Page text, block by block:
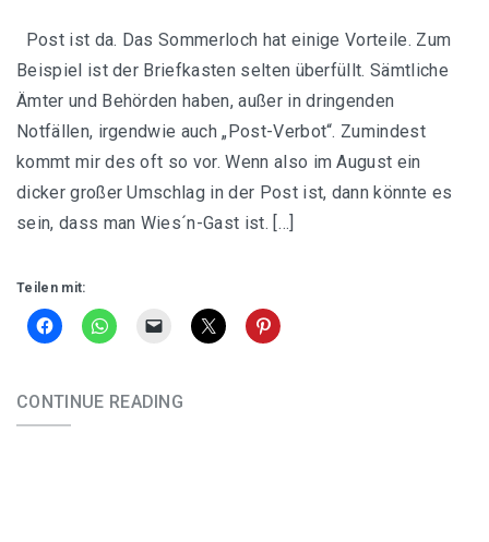
Post ist da. Das Sommerloch hat einige Vorteile. Zum
Beispiel ist der Briefkasten selten überfüllt. Sämtliche
Ämter und Behörden haben, außer in dringenden
Notfällen, irgendwie auch „Post-Verbot“. Zumindest
kommt mir des oft so vor. Wenn also im August ein
dicker großer Umschlag in der Post ist, dann könnte es
sein, dass man Wies´n-Gast ist. […]
Teilen mit:
CONTINUE READING